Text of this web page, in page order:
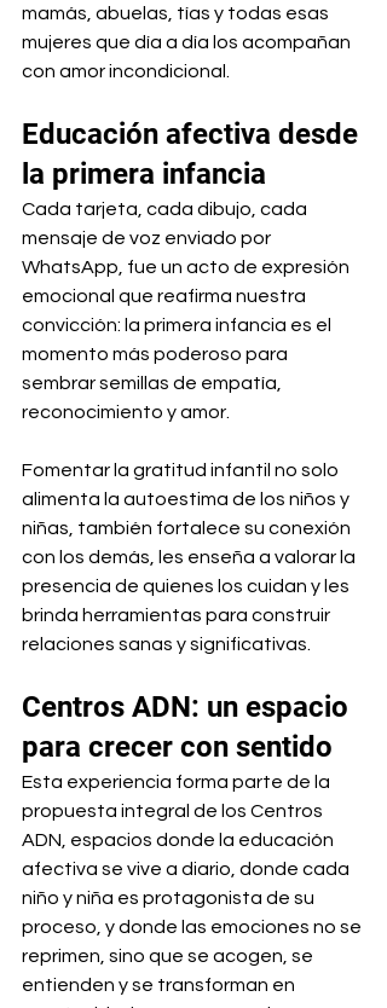
mamás, abuelas, tías y todas esas
mujeres que día a día los acompañan
con amor incondicional.
Educación afectiva desde
la primera infancia
Cada tarjeta, cada dibujo, cada
mensaje de voz enviado por
WhatsApp, fue un acto de expresión
emocional que reafirma nuestra
convicción: la primera infancia es el
momento más poderoso para
sembrar semillas de empatía,
reconocimiento y amor.
Fomentar la gratitud infantil no solo
alimenta la autoestima de los niños y
niñas, también fortalece su conexión
con los demás, les enseña a valorar la
presencia de quienes los cuidan y les
brinda herramientas para construir
relaciones sanas y significativas.
Centros ADN: un espacio
para crecer con sentido
Esta experiencia forma parte de la
propuesta integral de los Centros
ADN, espacios donde la educación
afectiva se vive a diario, donde cada
niño y niña es protagonista de su
proceso, y donde las emociones no se
reprimen, sino que se acogen, se
entienden y se transforman en